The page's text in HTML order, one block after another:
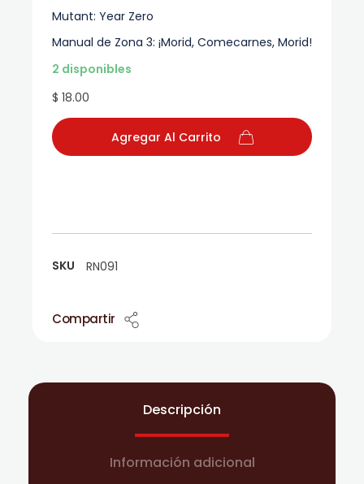
$ 18.00
Mutant: Year Zero
Manual de Zona 3: ¡Morid, Comecarnes, Morid!
2 disponibles
Agregar Al Carrito
Compartir
SKU RN091
Descripción
Información adicional